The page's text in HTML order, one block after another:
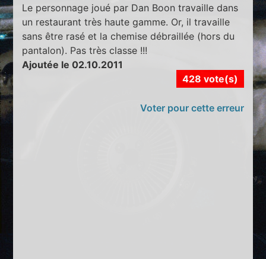
Le personnage joué par Dan Boon travaille dans
un restaurant très haute gamme. Or, il travaille
sans être rasé et la chemise débraillée (hors du
pantalon). Pas très classe !!!
Ajoutée le 02.10.2011
428 vote(s)
Voter pour cette erreur